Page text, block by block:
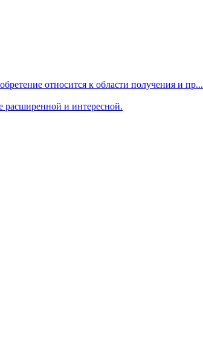
относится к области получения и пр...
расширенной и интересной.